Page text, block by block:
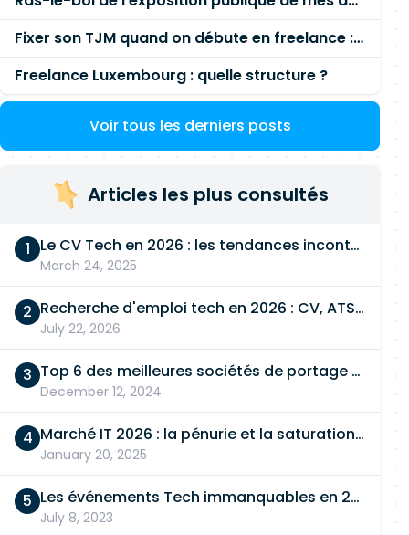
Fixer son TJM quand on débute en freelance : la méthode mathématique (et pas au feeling) 🛑
Freelance Luxembourg : quelle structure ?
Voir tous les derniers posts
Articles les plus consultés
Le CV Tech en 2026 : les tendances incontournables
March 24, 2025
Recherche d'emploi tech en 2026 : CV, ATS, entretien… On vous dit tout
July 22, 2026
Top 6 des meilleures sociétés de portage salarial
December 12, 2024
Marché IT 2026 : la pénurie et la saturation, en même temps
January 20, 2025
Les événements Tech immanquables en 2026
July 8, 2023